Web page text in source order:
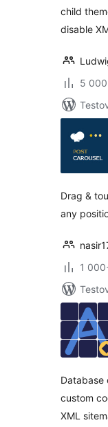
child
disable
5
Drag &
any
1
Database
custom
XML